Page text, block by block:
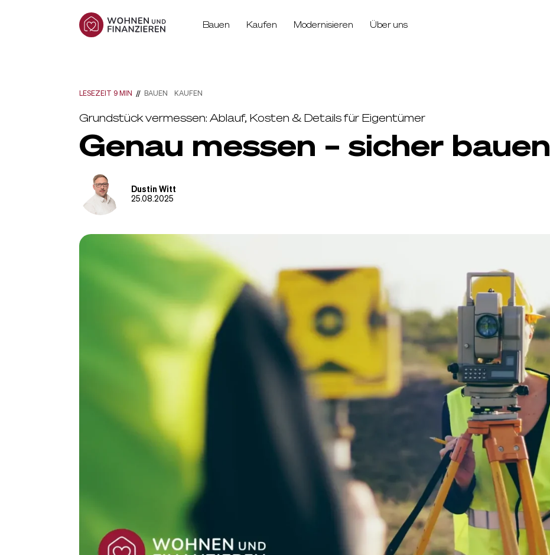
Bauen Kaufen Modernisieren Über uns
LESEZEIT 9 MIN // BAUEN KAUFEN
Grundstück vermessen: Ablauf, Kosten & Details für Eigentümer
Genau messen – sicher bauen
Dustin Witt
25.08.2025